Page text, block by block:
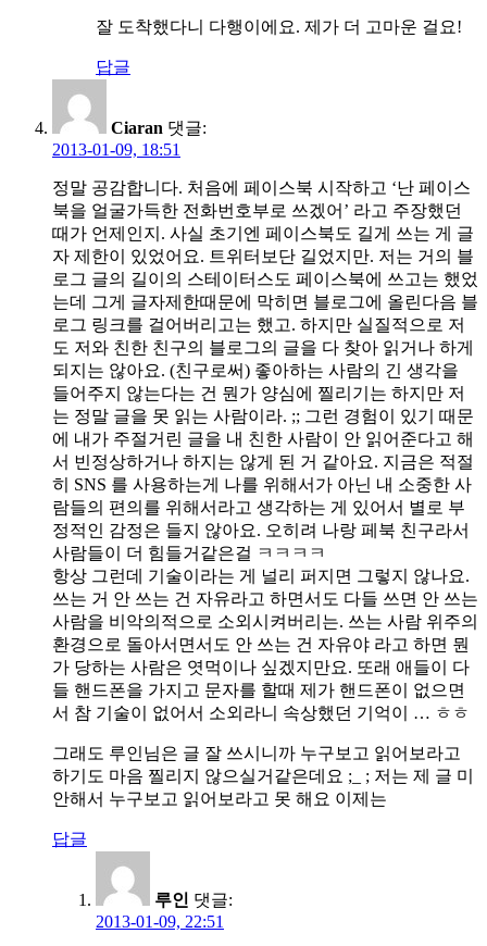
잘 도착했다니 다행이에요. 제가 더 고마운 걸요!
답글
Ciaran 댓글:
2013-01-09, 18:51
정말 공감합니다. 처음에 페이스북 시작하고 ‘난 페이스
북을 얼굴가득한 전화번호부로 쓰겠어’ 라고 주장했던
때가 언제인지. 사실 초기엔 페이스북도 길게 쓰는 게 글
자 제한이 있었어요. 트위터보단 길었지만. 저는 거의 블
로그 글의 길이의 스테이터스도 페이스북에 쓰고는 했었
는데 그게 글자제한때문에 막히면 블로그에 올린다음 블
로그 링크를 걸어버리고는 했고. 하지만 실질적으로 저
도 저와 친한 친구의 블로그의 글을 다 찾아 읽거나 하게
되지는 않아요. (친구로써) 좋아하는 사람의 긴 생각을
들어주지 않는다는 건 뭔가 양심에 찔리기는 하지만 저
는 정말 글을 못 읽는 사람이라. ;; 그런 경험이 있기 때문
에 내가 주절거린 글을 내 친한 사람이 안 읽어준다고 해
서 빈정상하거나 하지는 않게 된 거 같아요. 지금은 적절
히 SNS 를 사용하는게 나를 위해서가 아닌 내 소중한 사
람들의 편의를 위해서라고 생각하는 게 있어서 별로 부
정적인 감정은 들지 않아요. 오히려 나랑 페북 친구라서
사람들이 더 힘들거같은걸 ㅋㅋㅋㅋ
항상 그런데 기술이라는 게 널리 퍼지면 그렇지 않나요.
쓰는 거 안 쓰는 건 자유라고 하면서도 다들 쓰면 안 쓰는
사람을 비악의적으로 소외시켜버리는. 쓰는 사람 위주의
환경으로 돌아서면서도 안 쓰는 건 자유야 라고 하면 뭔
가 당하는 사람은 엿먹이나 싶겠지만요. 또래 애들이 다
들 핸드폰을 가지고 문자를 할때 제가 핸드폰이 없으면
서 참 기술이 없어서 소외라니 속상했던 기억이 … ㅎㅎ
그래도 루인님은 글 잘 쓰시니까 누구보고 읽어보라고
하기도 마음 찔리지 않으실거같은데요 ;_ ; 저는 제 글 미
안해서 누구보고 읽어보라고 못 해요 이제는
답글
루인 댓글:
2013-01-09, 22:51